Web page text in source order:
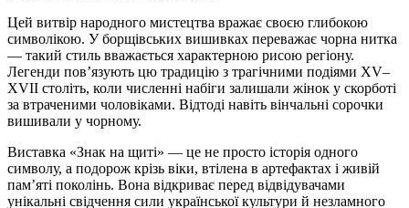
Цей витвір народного мистецтва вражає своєю глибокою
символікою. У борщівських вишивках переважає чорна нитка
— такий стиль вважається характерною рисою регіону.
Легенди пов’язують цю традицію з трагічними подіями XV–
XVII століть, коли численні набіги залишали жінок у скорботі
за втраченими чоловіками. Відтоді навіть вінчальні сорочки
вишивали у чорному.
Виставка «Знак на щиті» — це не просто історія одного
символу, а подорож крізь віки, втілена в артефактах і живій
пам’яті поколінь. Вона відкриває перед відвідувачами
унікальні свідчення сили української культури й незламного